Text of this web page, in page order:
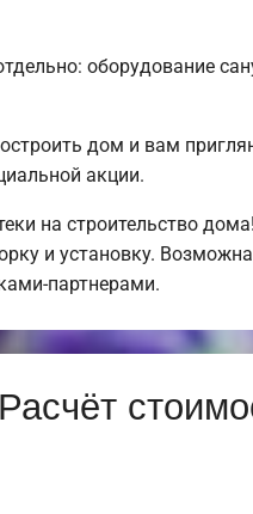
оборудование
дом и вам
акции.
на строительство
и установку.
партнерами.
Расчёт